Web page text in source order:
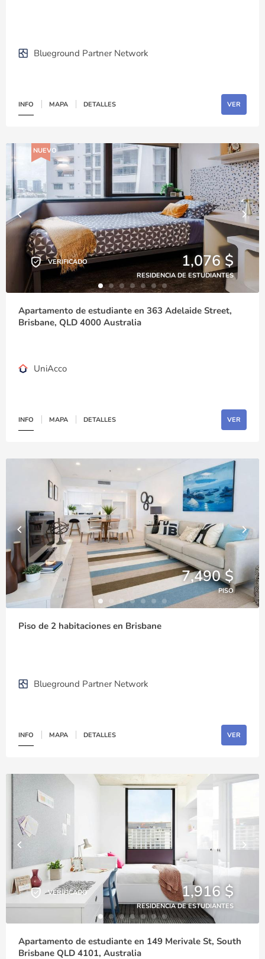
Blueground Partner Network
INFO MAPA DETALLES VER
NUEVO
VERIFICADO 1,076 $
RESIDENCIA DE ESTUDIANTES
Apartamento de estudiante en 363 Adelaide Street,
Brisbane, QLD 4000 Australia
UniAcco
INFO MAPA DETALLES VER
7,490 $
PISO
Piso de 2 habitaciones en Brisbane
Blueground Partner Network
INFO MAPA DETALLES VER
VERIFICADO 1,916 $
RESIDENCIA DE ESTUDIANTES
Apartamento de estudiante en 149 Merivale St, South
Brisbane QLD 4101, Australia